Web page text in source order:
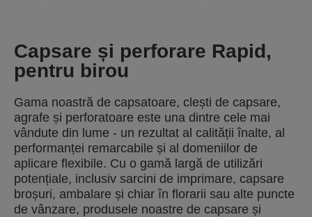
Capsare și perforare Rapid,
pentru birou
Gama noastră de capsatoare, clești de capsare,
agrafe și perforatoare este una dintre cele mai
vândute din lume - un rezultat al calității înalte, al
performanței remarcabile și al domeniilor de
aplicare flexibile. Cu o gamă largă de utilizări
potențiale, inclusiv sarcini de imprimare, capsare
broșuri, ambalare și chiar în florarii sau alte puncte
de vânzare, produsele noastre de capsare și